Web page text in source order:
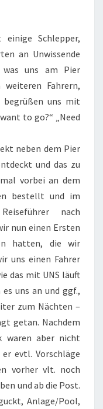
Schlepper,
an Unwissende
uns am Pier
Fahrern,
begrüßen uns mit
to go?“ „Need
neben dem Pier
und das zu
vorbei an dem
bestellt und im
nach
nun einen Ersten
hatten, die wir
uns einen Fahrer
das mit UNS läuft
uns an und ggf.,
zum Nächten –
getan. Nachdem
waren aber nicht
evtl. Vorschläge
vorher vlt. noch
und ab die Post.
Anlage/Pool,